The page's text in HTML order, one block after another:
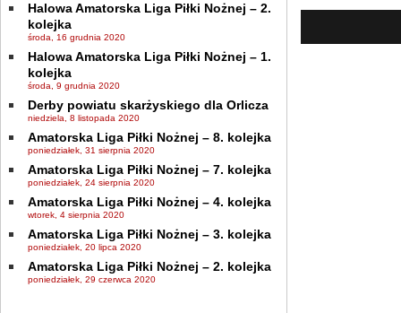
Halowa Amatorska Liga Piłki Nożnej – 2.
kolejka
środa, 16 grudnia 2020
Halowa Amatorska Liga Piłki Nożnej – 1.
kolejka
środa, 9 grudnia 2020
Derby powiatu skarżyskiego dla Orlicza
niedziela, 8 listopada 2020
Amatorska Liga Piłki Nożnej – 8. kolejka
poniedziałek, 31 sierpnia 2020
Amatorska Liga Piłki Nożnej – 7. kolejka
poniedziałek, 24 sierpnia 2020
Amatorska Liga Piłki Nożnej – 4. kolejka
wtorek, 4 sierpnia 2020
Amatorska Liga Piłki Nożnej – 3. kolejka
poniedziałek, 20 lipca 2020
Amatorska Liga Piłki Nożnej – 2. kolejka
poniedziałek, 29 czerwca 2020